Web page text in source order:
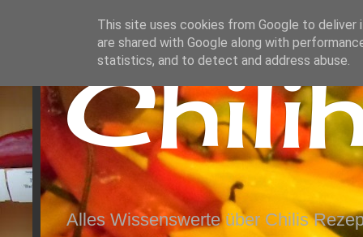
Alles Wissenswerte über Chilis
This site uses cookies from Google to deliver
are shared with Google along with
statistics, and to detect and address abuse.